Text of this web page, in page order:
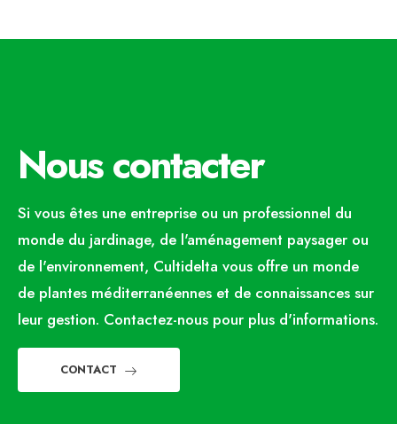
Nous contacter
Si vous êtes une entreprise ou un professionnel du
monde du jardinage, de l'aménagement paysager ou
de l'environnement, Cultidelta vous offre un monde
de plantes méditerranéennes et de connaissances sur
leur gestion. Contactez-nous pour plus d'informations.
CONTACT